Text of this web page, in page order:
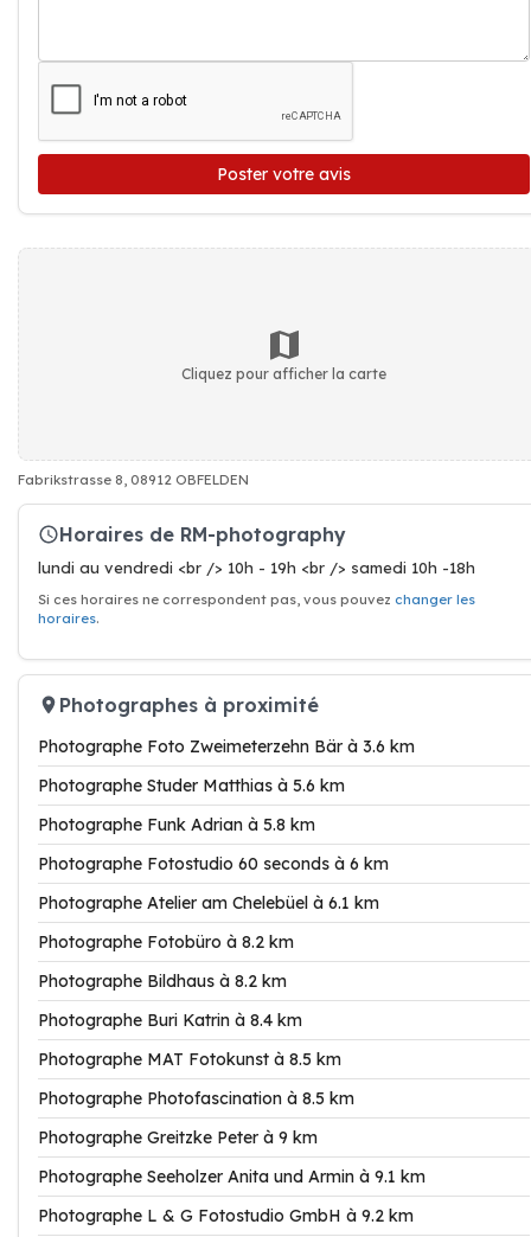
Poster votre avis
Cliquez pour afficher la carte
Fabrikstrasse 8, 08912 OBFELDEN
Horaires de RM-photography
lundi au vendredi <br /> 10h - 19h <br /> samedi 10h -18h
Si ces horaires ne correspondent pas, vous pouvez changer les
horaires.
Photographes à proximité
Photographe Foto Zweimeterzehn Bär à 3.6 km
Photographe Studer Matthias à 5.6 km
Photographe Funk Adrian à 5.8 km
Photographe Fotostudio 60 seconds à 6 km
Photographe Atelier am Chelebüel à 6.1 km
Photographe Fotobüro à 8.2 km
Photographe Bildhaus à 8.2 km
Photographe Buri Katrin à 8.4 km
Photographe MAT Fotokunst à 8.5 km
Photographe Photofascination à 8.5 km
Photographe Greitzke Peter à 9 km
Photographe Seeholzer Anita und Armin à 9.1 km
Photographe L & G Fotostudio GmbH à 9.2 km